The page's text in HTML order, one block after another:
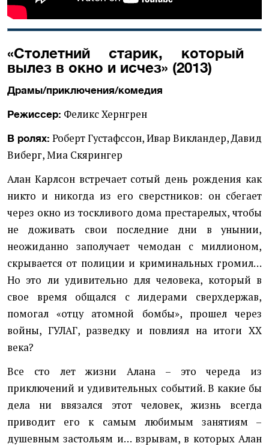
«Столетний старик, который
вылез в окно и исчез» (2013)
Драмы/приключения/комедия
Режиссер: Феликс Хернгрен
В ролях: Роберт Густафссон, Ивар Викландер, Давид
Виберг, Миа Скярингер
Алан Карлсон встречает сотый день рождения как
никто и никогда из его сверстников: он сбегает
через окно из тоскливого дома престарелых, чтобы
не доживать свои последние дни в унынии,
неожиданно заполучает чемодан с миллионом,
скрывается от полиции и криминальных громил…
Но это ли удивительно для человека, который в
свое время общался с лидерами сверхдержав,
помогал «отцу атомной бомбы», прошел через
войны, ГУЛАГ, разведку и повлиял на итоги XX
века?
Все сто лет жизни Алана – это череда из
приключений и удивительных событий. В какие бы
дела ни ввязался этот человек, жизнь всегда
приводит его к самым любимым занятиям –
душевным застольям и… взрывам, в которых Алан